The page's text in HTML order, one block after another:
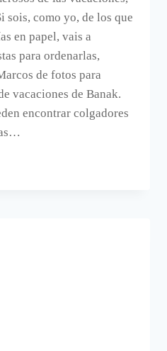
sois, como yo, de los que
en papel, vais a
para ordenarlas,
de fotos para
vacaciones de Banak.
encontrar colgadores